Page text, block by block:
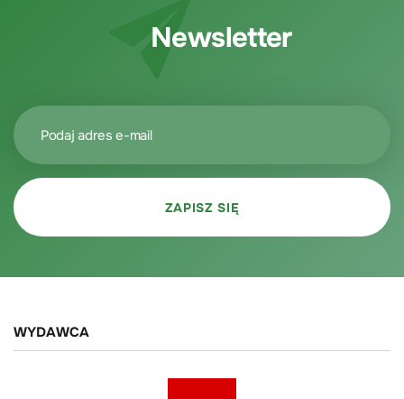
Newsletter
WYDAWCA